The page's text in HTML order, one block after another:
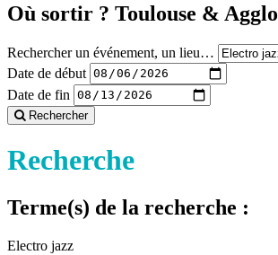
Où sortir ? Toulouse & Agglo
Rechercher un événement, un lieu…
Date de début
Date de fin
Rechercher
Recherche
Terme(s) de la recherche :
Electro jazz